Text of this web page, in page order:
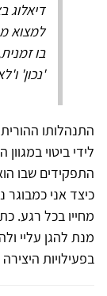
דיאלוג
למצוא
בו
'נכון'
התנהלותו
לידי ביטוי
התפקידים שבו
כיצד אני
מחייו בכל רגע.
מנת להגן עליי
בפעילויות